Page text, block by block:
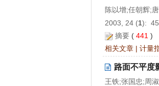
陈以增;任朝辉;
2003, 24 (1):
摘要 ( 441 )
相关文章 | 计量
路面不平度
王铁;张国忠;周